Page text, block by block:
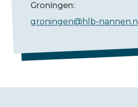
Groningen:
groningen@hlb-nannen.nl